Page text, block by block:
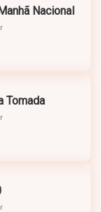
Nacional
Tomada